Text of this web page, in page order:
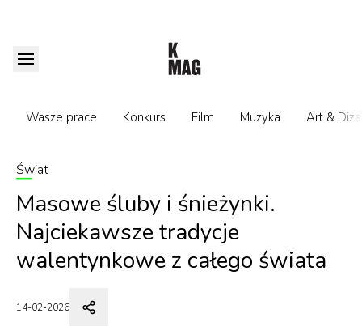
Wasze prace Konkurs Film Muzyka Art &
Świat
Masowe śluby i śnieżynki.
Najciekawsze tradycje
walentynkowe z całego świata
14-02-2026